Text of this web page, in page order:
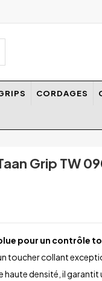
CORDAGES
Grip TW
pour un contrôle
toucher collant
densité, il garantit